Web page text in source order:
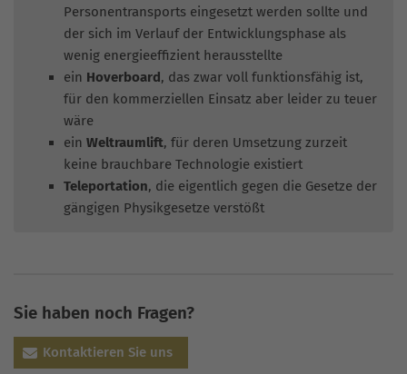
Personentransports eingesetzt werden sollte und
der sich im Verlauf der Entwicklungsphase als
wenig energieeffizient herausstellte
ein Hoverboard , das zwar voll funktionsfähig ist,
für den kommerziellen Einsatz aber leider zu teuer
wäre
ein Weltraumlift, für deren Umsetzung zurzeit
keine brauchbare Technologie existiert
Teleportation, die eigentlich gegen die Gesetze der
gängigen Physikgesetze verstößt
Sie haben noch Fragen?
Kontaktieren Sie uns